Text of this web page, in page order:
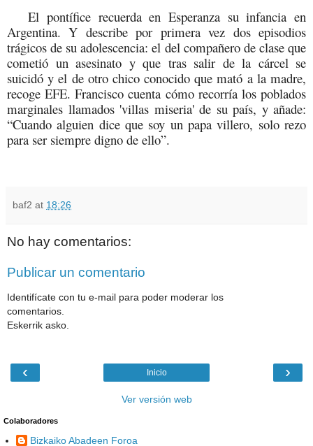
El pontífice recuerda en Esperanza su infancia en
Argentina. Y describe por primera vez dos episodios
trágicos de su adolescencia: el del compañero de clase que
cometió un asesinato y que tras salir de la cárcel se
suicidó y el de otro chico conocido que mató a la madre,
recoge EFE. Francisco cuenta cómo recorría los poblados
marginales llamados 'villas miseria' de su país, y añade:
“Cuando alguien dice que soy un papa villero, solo rezo
para ser siempre digno de ello”.
baf2 at 18:26
No hay comentarios:
Publicar un comentario
Identifícate con tu e-mail para poder moderar los
comentarios.
Eskerrik asko.
‹ ›
Inicio
Ver versión web
Colaboradores
Bizkaiko Abadeen Foroa